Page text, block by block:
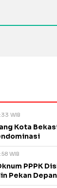
WIB
Kota
WIB
PPPK
Pekan Depan